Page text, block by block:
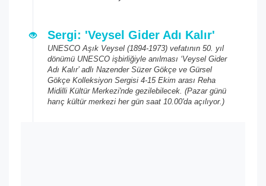
Sergi: 'Veysel Gider Adı Kalır'
UNESCO Aşık Veysel (1894-1973) vefatının 50. yıl
dönümü UNESCO işbirliğiyle anılması ‘Veysel Gider
Adı Kalır’ adlı Nazender Süzer Gökçe ve Gürsel
Gökçe Kolleksiyon Sergisi 4-15 Ekim arası Reha
Midilli Kültür Merkezi'nde gezilebilecek. (Pazar günü
harıç kültür merkezi her gün saat 10.00'da açılıyor.)